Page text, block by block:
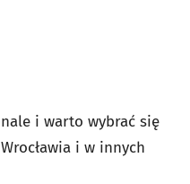
i warto wybrać się
i w innych